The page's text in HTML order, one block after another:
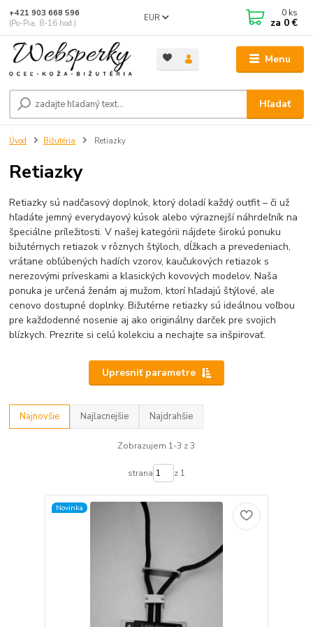
Menu
EUR
Hľadať
+421 903 668 596
(Po-Pia, 8-16 hod.)
0 ks
za 0 €
Úvod Bižutéria Retiazky
Retiazky
Retiazky sú nadčasový doplnok, ktorý doladí každý outfit – či už
hľadáte jemný everydayový kúsok alebo výraznejší náhrdeľník na
špeciálne príležitosti. V našej kategórii nájdete širokú ponuku
bižutérnych retiazok v rôznych štýloch, dĺžkach a prevedeniach,
vrátane obľúbených hadích vzorov, kaučukových retiazok s
nerezovými príveskami a klasických kovových modelov. Naša
ponuka je určená ženám aj mužom, ktorí hľadajú štýlové, ale
cenovo dostupné doplnky. Bižutérne retiazky sú ideálnou voľbou
pre každodenné nosenie aj ako originálny darček pre svojich
blízkych. Prezrite si celú kolekciu a nechajte sa inšpirovať.
Upresniť parametre
Najnovšie Najlacnejšie Najdrahšie
Zobrazujem 1-3 z 3
strana z 1
Novinka